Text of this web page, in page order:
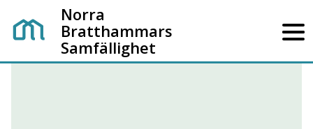
Norra
Bratthammars
Samfällighet